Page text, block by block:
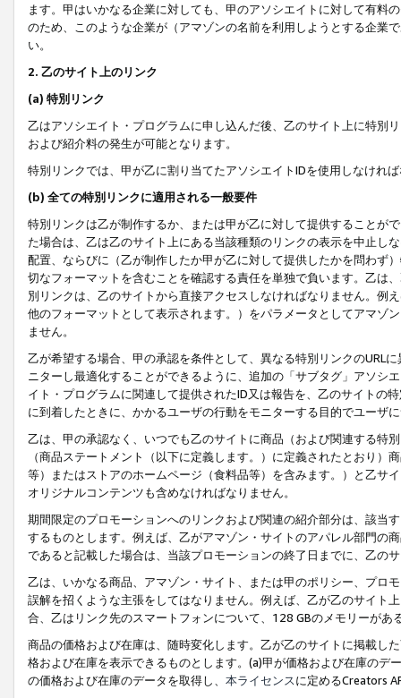
ます。甲はいかなる企業に対しても、甲のアソシエイトに対して有料
のため、このような企業が（アマゾンの名前を利用しようとする企業
い。
2. 乙のサイト上のリンク
(a) 特別リンク
乙はアソシエイト・プログラムに申し込んだ後、乙のサイト上に特別
および紹介料の発生が可能となります。
特別リンクでは、甲が乙に割り当てたアソシエイトIDを使用しなけれ
(b) 全ての特別リンクに適用される一般要件
特別リンクは乙が制作するか、または甲が乙に対して提供することが
た場合は、乙は乙のサイト上にある当該種類のリンクの表示を中止し
配置、ならびに（乙が制作したか甲が乙に対して提供したかを問わず
切なフォーマットを含むことを確認する責任を単独で負います。乙は
別リンクは、乙のサイトから直接アクセスしなければなりません。例
他のフォーマットとして表示されます。）をパラメータとしてアマゾ
ません。
乙が希望する場合、甲の承認を条件として、異なる特別リンクのURL
ニターし最適化することができるように、追加の「サブタグ」アソシ
イト・プログラムに関連して提供されたID又は報告を、乙のサイトの
に到着したときに、かかるユーザの行動をモニターする目的でユーザ
乙は、甲の承認なく、いつでも乙のサイトに商品（および関連する特
（商品ステートメント（以下に定義します。）に定義されたとおり
等）またはストアのホームページ（食料品等）を含みます。）と乙サ
オリジナルコンテンツも含めなければなりません。
期間限定のプロモーションへのリンクおよび関連の紹介部分は、該当
するものとします。例えば、乙がアマゾン・サイトのアパレル部門の
であると記載した場合は、当該プロモーションの終了日までに、乙の
乙は、いかなる商品、アマゾン・サイト、または甲のポリシー、プロ
誤解を招くような主張をしてはなりません。例えば、乙が乙のサイト
合、乙はリンク先のスマートフォンについて、128 GBのメモリーがあ
商品の価格および在庫は、随時変化します。乙が乙のサイトに掲載し
格および在庫を表示できるものとします。(a)甲が価格および在庫の
の価格および在庫のデータを取得し、 本ライセンスに定めるCreators